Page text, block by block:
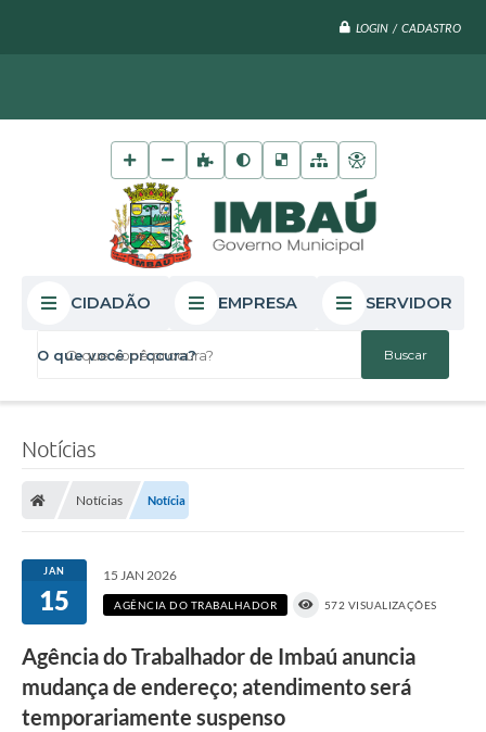
LOGIN / CADASTRO
O que você procura?
CIDADÃO EMPRESA SERVIDOR
Notícias
Notícias Notícia
JAN
15
15 JAN 2026
AGÊNCIA DO TRABALHADOR 572 VISUALIZAÇÕES
Agência do Trabalhador de Imbaú anuncia
mudança de endereço; atendimento será
temporariamente suspenso